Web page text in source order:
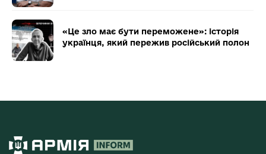
«Це зло має бути переможене»: історія
українця, який пережив російський полон